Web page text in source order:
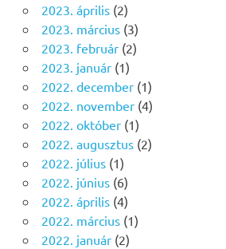
2023. április(2)
2023. március(3)
2023. február(2)
2023. január(1)
2022. december(1)
2022. november(4)
2022. október(1)
2022. augusztus(2)
2022. július(1)
2022. június(6)
2022. április(4)
2022. március(1)
2022. január(2)